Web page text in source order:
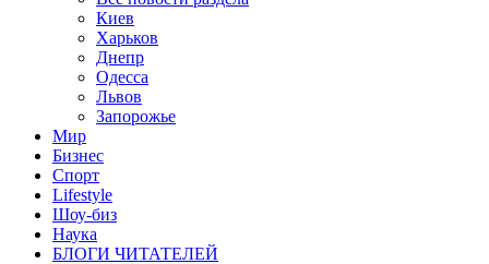
Киев
Харьков
Днепр
Одесса
Львов
Запорожье
Мир
Бизнес
Спорт
Lifestyle
Шоу-биз
Наука
БЛОГИ ЧИТАТЕЛЕЙ